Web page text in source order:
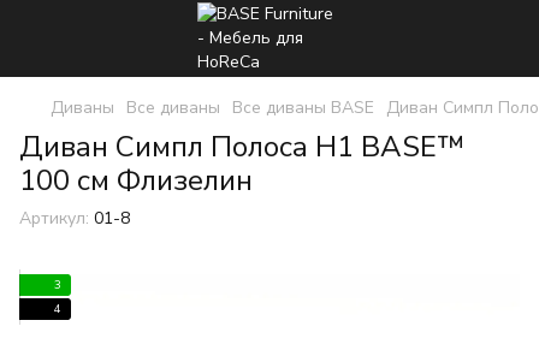
Диваны Все диваны Все диваны BASE Диван Симпл
Диван Симпл Полоса H1 BASE™
100 см Флизелин
Артикул: 01-8
3
4